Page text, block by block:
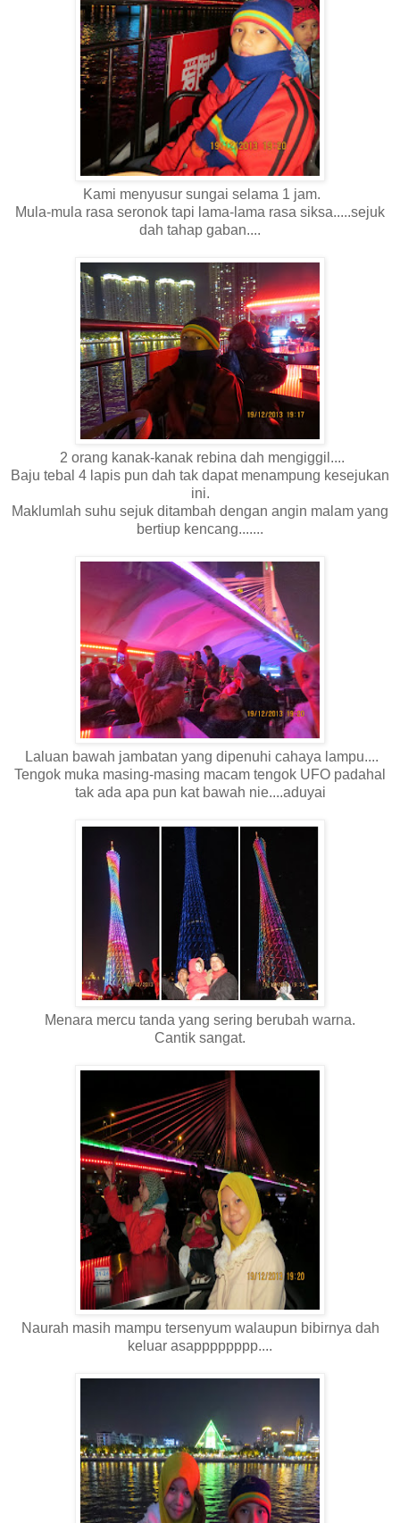
Kami menyusur sungai selama 1 jam.
Mula-mula rasa seronok tapi lama-lama rasa siksa.....sejuk
dah tahap gaban....
2 orang kanak-kanak rebina dah mengiggil....
Baju tebal 4 lapis pun dah tak dapat menampung kesejukan
ini.
Maklumlah suhu sejuk ditambah dengan angin malam yang
bertiup kencang.......
Laluan bawah jambatan yang dipenuhi cahaya lampu....
Tengok muka masing-masing macam tengok UFO padahal
tak ada apa pun kat bawah nie....aduyai
Menara mercu tanda yang sering berubah warna.
Cantik sangat.
Naurah masih mampu tersenyum walaupun bibirnya dah
keluar asapppppppp....